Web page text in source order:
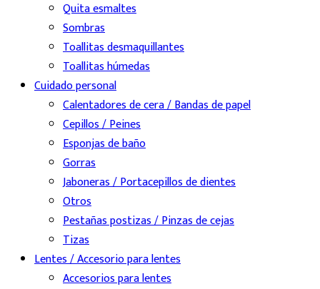
Quita esmaltes
Sombras
Toallitas desmaquillantes
Toallitas húmedas
Cuidado personal
Calentadores de cera / Bandas de papel
Cepillos / Peines
Esponjas de baño
Gorras
Jaboneras / Portacepillos de dientes
Otros
Pestañas postizas / Pinzas de cejas
Tizas
Lentes / Accesorio para lentes
Accesorios para lentes